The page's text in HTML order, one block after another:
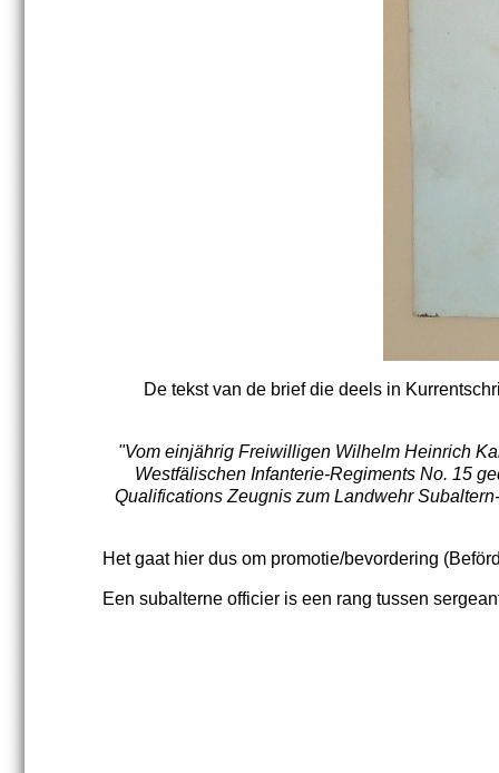
De tekst van de brief die deels in
"Vom einjährig Freiwilligen Wilhelm Heinrich
Westfälischen Infanterie-Regiments No. 15
Qualifications Zeugnis zum Landwehr
Het gaat hier dus om promotie/bevordering
Een subalterne officier is een rang tussen